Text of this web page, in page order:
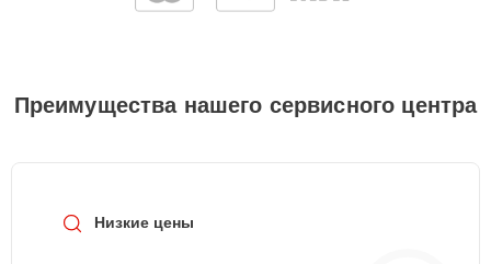
Преимущества нашего сервисного центра
Низкие цены